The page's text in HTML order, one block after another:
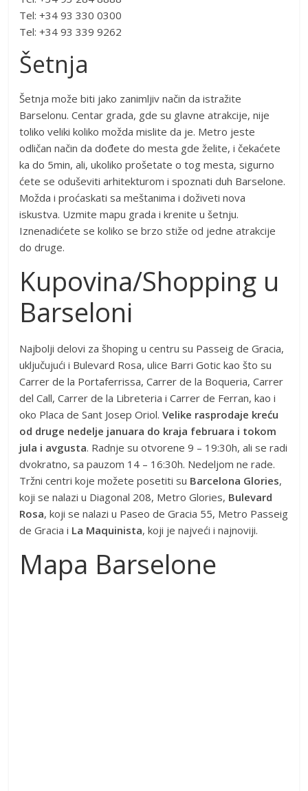
Tel: +34 93 330 0300
Tel: +34 93 339 9262
Šetnja
Šetnja može biti jako zanimljiv način da istražite
Barselonu. Centar grada, gde su glavne atrakcije, nije
toliko veliki koliko možda mislite da je. Metro jeste
odličan način da dođete do mesta gde želite, i čekaćete
ka do 5min, ali, ukoliko prošetate o tog mesta, sigurno
ćete se oduševiti arhitekturom i spoznati duh Barselone.
Možda i proćaskati sa meštanima i doživeti nova
iskustva. Uzmite mapu grada i krenite u šetnju.
Iznenadićete se koliko se brzo stiže od jedne atrakcije
do druge.
Kupovina/Shopping u
Barseloni
Najbolji delovi za šhoping u centru su Passeig de Gracia,
uključujući i Bulevard Rosa, ulice Barri Gotic kao što su
Carrer de la Portaferrissa, Carrer de la Boqueria, Carrer
del Call, Carrer de la Libreteria i Carrer de Ferran, kao i
oko Placa de Sant Josep Oriol.Velike rasprodaje kreću
od druge nedelje januara do kraja februara i tokom
jula i avgusta. Radnje su otvorene 9 – 19:30h, ali se radi
dvokratno, sa pauzom 14 – 16:30h. Nedeljom ne rade.
Tržni centri koje možete posetiti su Barcelona Glories,
koji se nalazi u Diagonal 208, Metro Glories, Bulevard
Rosa, koji se nalazi u Paseo de Gracia 55, Metro Passeig
de Gracia i La Maquinista, koji je najveći i najnoviji.
Mapa Barselone